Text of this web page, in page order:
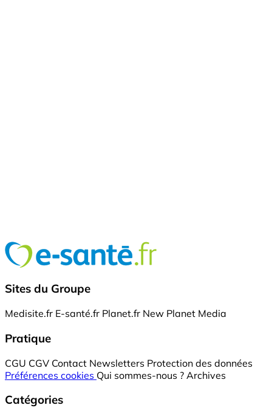
Sites du Groupe
Medisite.fr E-santé.fr Planet.fr New Planet Media
Pratique
CGU CGV Contact Newsletters Protection des données
Préférences cookies Qui sommes-nous ? Archives
Catégories